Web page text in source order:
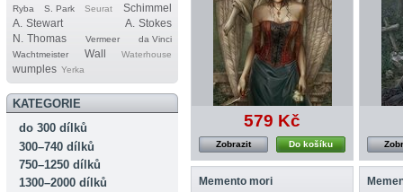
Ryba S. Park Seurat
Schimmel
A. Stewart
A. Stokes
N. Thomas
Vermeer
da Vinci
Wachtmeister
Wall Waterhouse
wumples Yerka
KATEGORIE
do 300 dílků
300–740 dílků
750–1250 dílků
1300–2000 dílků
579 Kč
Do košíku
Zobrazit
Memento mori